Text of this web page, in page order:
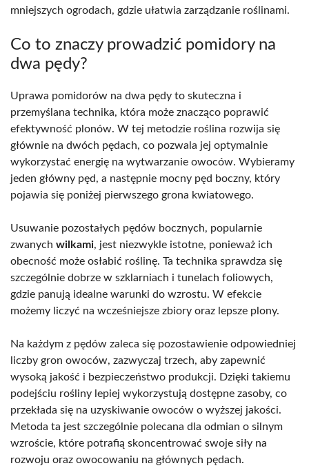
mniejszych ogrodach, gdzie ułatwia zarządzanie roślinami.
Co to znaczy prowadzić pomidory na
dwa pędy?
Uprawa pomidorów na dwa pędy to skuteczna i
przemyślana technika, która może znacząco poprawić
efektywność plonów. W tej metodzie roślina rozwija się
głównie na dwóch pędach, co pozwala jej optymalnie
wykorzystać energię na wytwarzanie owoców. Wybieramy
jeden główny pęd, a następnie mocny pęd boczny, który
pojawia się poniżej pierwszego grona kwiatowego.
Usuwanie pozostałych pędów bocznych, popularnie
zwanych wilkami, jest niezwykle istotne, ponieważ ich
obecność może osłabić roślinę. Ta technika sprawdza się
szczególnie dobrze w szklarniach i tunelach foliowych,
gdzie panują idealne warunki do wzrostu. W efekcie
możemy liczyć na wcześniejsze zbiory oraz lepsze plony.
Na każdym z pędów zaleca się pozostawienie odpowiedniej
liczby gron owoców, zazwyczaj trzech, aby zapewnić
wysoką jakość i bezpieczeństwo produkcji. Dzięki takiemu
podejściu rośliny lepiej wykorzystują dostępne zasoby, co
przekłada się na uzyskiwanie owoców o wyższej jakości.
Metoda ta jest szczególnie polecana dla odmian o silnym
wzroście, które potrafią skoncentrować swoje siły na
rozwoju oraz owocowaniu na głównych pędach.